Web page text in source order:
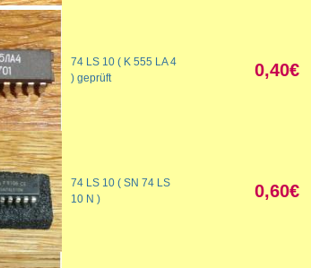
74 LS 10 ( K 555 LA 4
) geprüft
0,40€
74 LS 10 ( SN 74 LS
10 N )
0,60€